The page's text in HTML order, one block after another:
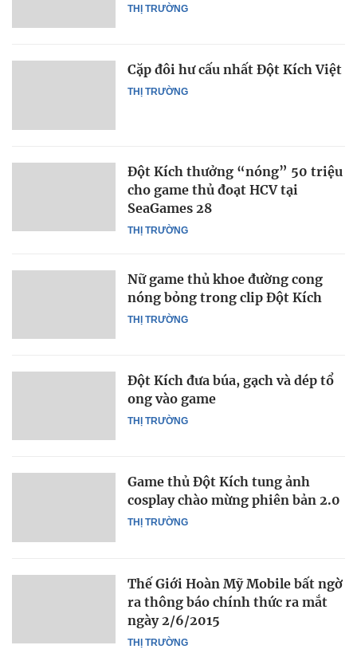
THỊ TRƯỜNG
THỊ TRƯỜNG
Cặp đôi hư cấu nhất Đột Kích Việt
THỊ TRƯỜNG
Đột Kích thưởng “nóng” 50 triệu
cho game thủ đoạt HCV tại
SeaGames 28
THỊ TRƯỜNG
Nữ game thủ khoe đường cong
nóng bỏng trong clip Đột Kích
THỊ TRƯỜNG
Đột Kích đưa búa, gạch và dép tổ
ong vào game
THỊ TRƯỜNG
Game thủ Đột Kích tung ảnh
cosplay chào mừng phiên bản 2.0
THỊ TRƯỜNG
Thế Giới Hoàn Mỹ Mobile bất ngờ
ra thông báo chính thức ra mắt
ngày 2/6/2015